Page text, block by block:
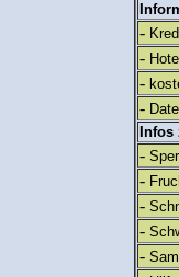
-
-
-
-
-
-
-
-
-